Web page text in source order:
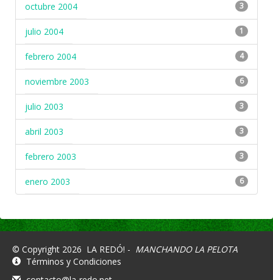
octubre 2004 3
julio 2004 1
febrero 2004 4
noviembre 2003 6
julio 2003 3
abril 2003 3
febrero 2003 3
enero 2003 6
© Copyright 2026 LA REDÓ! - MANCHANDO LA PELOTA
Términos y Condiciones